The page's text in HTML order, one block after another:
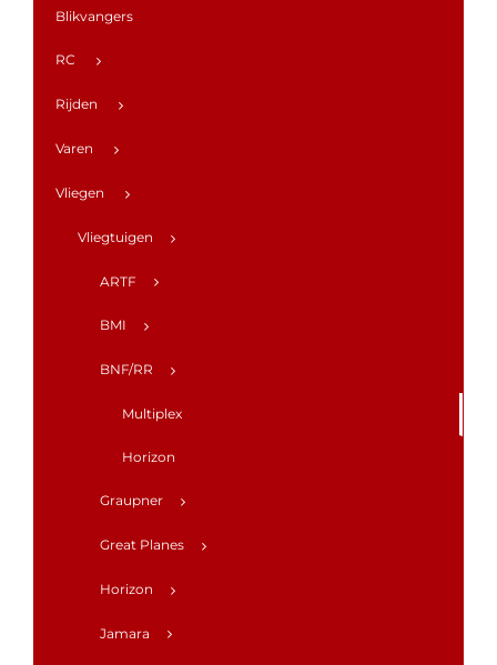
Blikvangers
RC
Rijden
Varen
Vliegen
Vliegtuigen
ARTF
BMI
BNF/RR
Multiplex
Horizon
Graupner
Great Planes
Horizon
Jamara